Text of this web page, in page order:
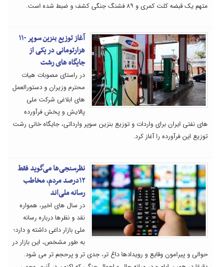
متهم یک قبضه کلت کمری و ۸۹ فشنگ جنگی کشف و ضبط شده است.
آغاز توزیع بنزین سوپر ۱۱۰
هزارتومانی در یکی از
جایگاه های رشت
در راستای مصوبات هیات
محترم وزیران و دستورالعمل
های ابلاغی شرکت ملی
پالایش و پخش فرآورده
های نفتی ایران برای واردات و توزیع بنزین سوپر وارداتی، جایگاه خانی رشت
توزیع این فرآورده را آغاز کرد.
نظرسنجی‌ها می‌گوید فقط
۱۲درصد مردم، مخاطب
رسانه ملی‌اند
در سال های اخیر، همواره
نقد و نظرها درباره رسانه
ملی بازار داغی داشته و دارد؛
به طور مشخص، این بازار در
حوالی و پیرامون وقایع و رویدادها داغ تر، جدی تر و پرحجم تر می شود.